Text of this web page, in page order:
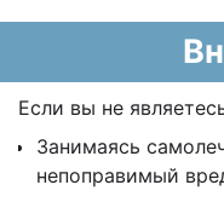
Если вы не
Занимаясь
непоправимый